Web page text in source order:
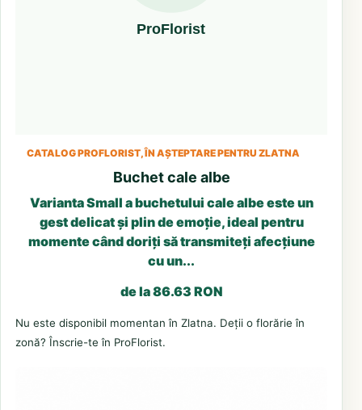
CATALOG PROFLORIST, ÎN AȘTEPTARE PENTRU ZLATNA
Buchet cale albe
Varianta Small a buchetului cale albe este un
gest delicat și plin de emoție, ideal pentru
momente când doriți să transmiteți afecțiune
cu un...
de la 86.63 RON
Nu este disponibil momentan în Zlatna. Deții o florărie în
zonă? Înscrie-te în ProFlorist.